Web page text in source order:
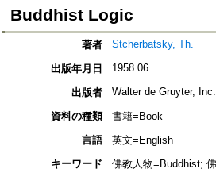
Buddhist Logic
著者 Stcherbatsky, Th.
出版年月日 1958.06
出版者 Walter de Gruyter, Inc.
資料の種類
書籍=Book
言語
英文=English
キーワード
佛教人物=Buddhist;